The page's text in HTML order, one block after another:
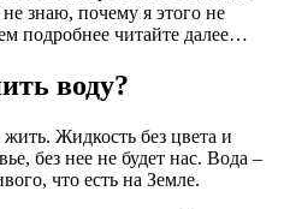
знаю, почему я этого не
подробнее читайте далее…
воду?
Жидкость без цвета и
без нее не будет нас. Вода –
что есть на Земле.